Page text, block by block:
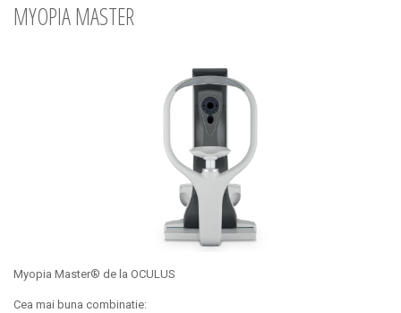
MYOPIA MASTER
Myopia Master® de la OCULUS
Cea mai buna combinatie: